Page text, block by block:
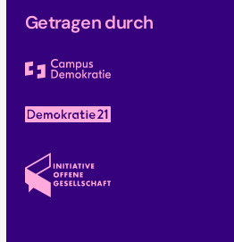
Getragen durch